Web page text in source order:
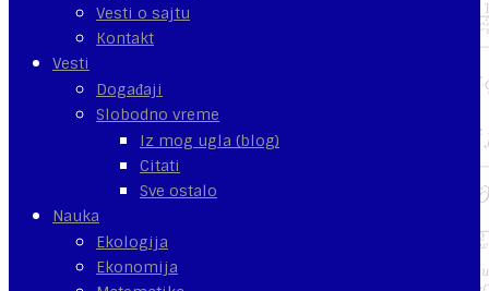
Vesti o sajtu
Kontakt
Vesti
Događaji
Slobodno vreme
Iz mog ugla (blog)
Citati
Sve ostalo
Nauka
Ekologija
Ekonomija